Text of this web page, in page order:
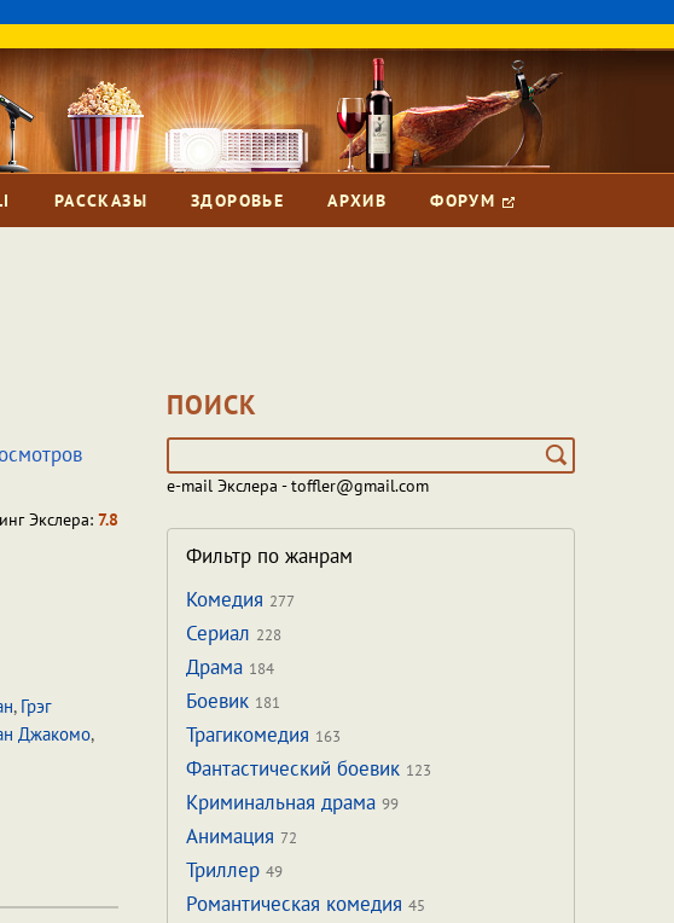
РАССКАЗЫ ЗДОРОВЬЕ АРХИВ ФОРУМ
Экслера: 7.8
, Грэг
Джакомо,
ПОИСК
e-mail Экслера - toffler@gmail.com
Фильтр по жанрам
Комедия 277
Сериал 228
Драма 184
Боевик 181
Трагикомедия 163
Фантастический боевик 123
Криминальная драма 99
Анимация 72
Триллер 49
Романтическая комедия 45